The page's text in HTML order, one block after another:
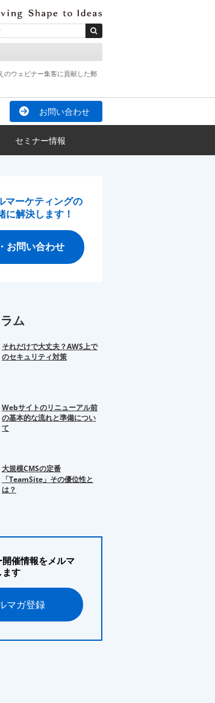
のウェビナー集客に貢献した郵
お問い合わせ
セミナー情報
マーケティングの
に解決します！
お問い合わせ
ム
それだけで大丈夫？AWS上で
のセキュリティ対策
Webサイトのリニューアル前
の基本的な流れと準備につい
て
大規模CMSの定番
「TeamSite」その優位性と
は？
催情報をメルマ
ます
マガ登録